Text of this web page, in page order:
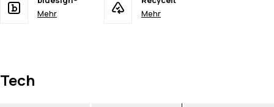
Mehr
Mehr
Tech